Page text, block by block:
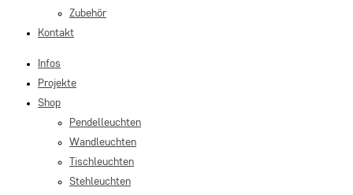
Zubehör
Kontakt
Infos
Projekte
Shop
Pendelleuchten
Wandleuchten
Tischleuchten
Stehleuchten